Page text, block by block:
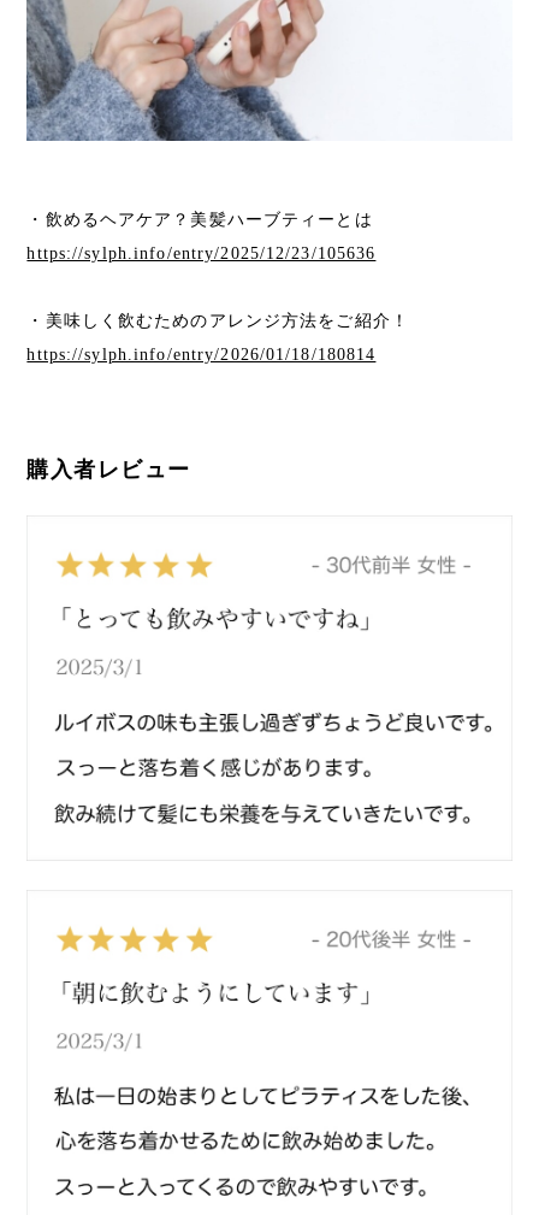
・飲めるヘアケア？美髪ハーブティーとは
https://sylph.info/entry/2025/12/23/105636
・美味しく飲むためのアレンジ方法をご紹介！
https://sylph.info/entry/2026/01/18/180814
購入者レビュー